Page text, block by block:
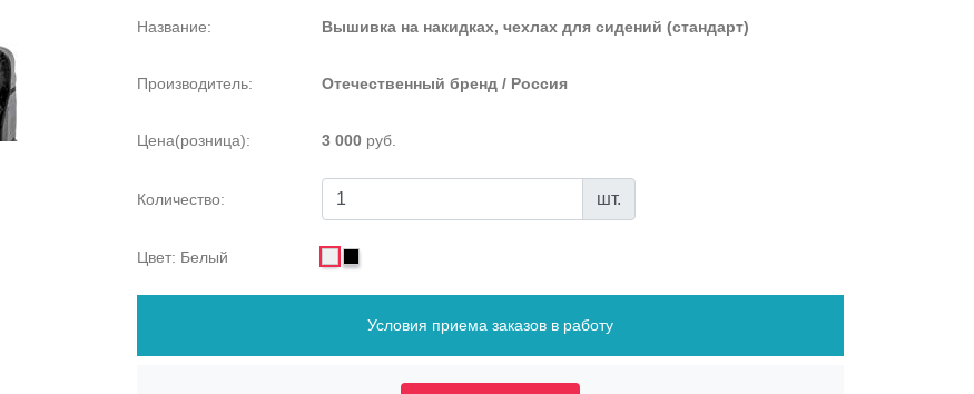
Название: Вышивка на накидках, чехлах для сидений (стандарт)
Производитель: Отечественный бренд / Россия
Цена(розница): 3 000 руб.
Количество: шт.
Цвет: Белый
Условия приема заказов в работу